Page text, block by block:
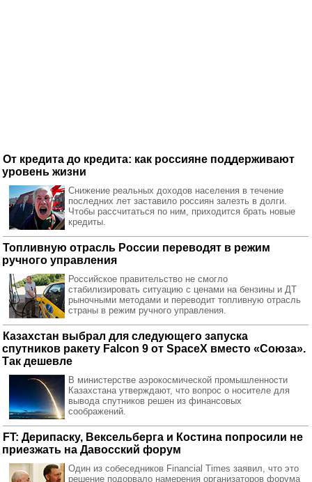
От кредита до кредита: как россияне поддерживают
уровень жизни
Снижение реальных доходов населения в течение
последних лет заставило россиян залезть в долги.
Чтобы рассчитаться по ним, приходится брать новые
кредиты.
Топливную отрасль России переводят в режим
ручного управления
Российское правительство не смогло
стабилизировать ситуацию с ценами на бензины и ДТ
рыночными методами и переводит топливную отрасль
страны в режим ручного управления.
Казахстан выбрал для следующего запуска
спутников ракету Falcon 9 от SpaceX вместо «Союза».
Так дешевле
В министерстве аэрокосмической промышленности
Казахстана утверждают, что вопрос о носителе для
вывода спутников решен из финансовых
соображений.
FT: Дерипаску, Вексельберга и Костина попросили не
приезжать на Давосский форум
Один из собеседников Financial Times заявил, что это
решение подорвало намерения организаторов форума